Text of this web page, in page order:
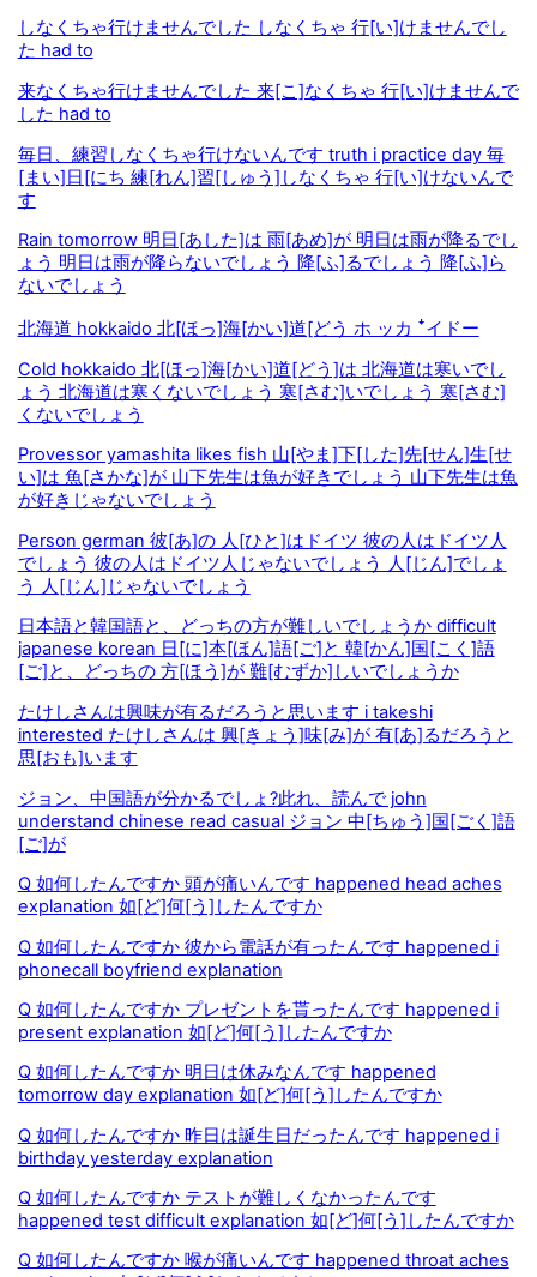
しなくちゃ行けませんでした しなくちゃ 行[い]けませんでし
た had to
来なくちゃ行けませんでした 来[こ]なくちゃ 行[い]けませんで
した had to
毎日、練習しなくちゃ行けないんです truth i practice day 毎
[まい]日[にち 練[れん]習[しゅう]しなくちゃ 行[い]けないんで
す
Rain tomorrow 明日[あした]は 雨[あめ]が 明日は雨が降るでし
ょう 明日は雨が降らないでしょう 降[ふ]るでしょう 降[ふ]ら
ないでしょう
北海道 hokkaido 北[ほっ]海[かい]道[どう ホ ッカ ꜜイドー
Cold hokkaido 北[ほっ]海[かい]道[どう]は 北海道は寒いでし
ょう 北海道は寒くないでしょう 寒[さむ]いでしょう 寒[さむ]
くないでしょう
Provessor yamashita likes fish 山[やま]下[した]先[せん]生[せ
い]は 魚[さかな]が 山下先生は魚が好きでしょう 山下先生は魚
が好きじゃないでしょう
Person german 彼[あ]の 人[ひと]はドイツ 彼の人はドイツ人
でしょう 彼の人はドイツ人じゃないでしょう 人[じん]でしょ
う 人[じん]じゃないでしょう
日本語と韓国語と、どっちの方が難しいでしょうか difficult
japanese korean 日[に]本[ほん]語[ご]と 韓[かん]国[こく]語
[ご]と、どっちの 方[ほう]が 難[むずか]しいでしょうか
たけしさんは興味が有るだろうと思います i takeshi
interested たけしさんは 興[きょう]味[み]が 有[あ]るだろうと
思[おも]います
ジョン、中国語が分かるでしょ?此れ、読んで john
understand chinese read casual ジョン 中[ちゅう]国[ごく]語
[ご]が
Q 如何したんですか 頭が痛いんです happened head aches
explanation 如[ど]何[う]したんですか
Q 如何したんですか 彼から電話が有ったんです happened i
phonecall boyfriend explanation
Q 如何したんですか プレゼントを貰ったんです happened i
present explanation 如[ど]何[う]したんですか
Q 如何したんですか 明日は休みなんです happened
tomorrow day explanation 如[ど]何[う]したんですか
Q 如何したんですか 昨日は誕生日だったんです happened i
birthday yesterday explanation
Q 如何したんですか テストが難しくなかったんです
happened test difficult explanation 如[ど]何[う]したんですか
Q 如何したんですか 喉が痛いんです happened throat aches